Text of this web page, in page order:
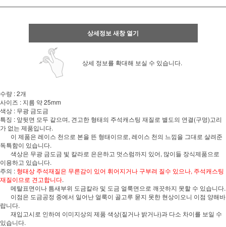
상세정보 새창 열기
상세 정보를 확대해 보실 수 있습니다.
수량 : 2개
사이즈 : 지름 약 25mm
색상 : 무광 금도금
특징 : 앞뒷면 모두 같으며, 견고한 형태의 주석캐스팅 재질로 별도의 연결(구멍)고리
가 없는 제품입니다.
이 제품은 레이스 천으로 본을 뜬 형태이므로, 레이스 천의 느낌을 그대로 살려준
독특함이 있습니다.
색상은 무광 금도금 빛 칼라로 은은하고 멋스럼까지 있어, 많이들 장식제품으로
이용하고 있습니다.
주의 : 형태상 주석재질은 무른감이 있어 휘어지거나 구부려 질수 있으나, 주석캐스팅
재질이므로 견고합니다.
메탈표면이나 틈새부위 도금칼라 및 도금 얼룩면으로 깨끗하지 못할 수 있습니다.
이점은 도금공정 중에서 일어난 얼룩이 골고루 묻지 못한 현상이오니 이점 양해바
랍니다.
재입고시로 인하여 이미지상의 제품 색상(짙거나 밝거나)과 다소 차이를 보일 수
있습니다.